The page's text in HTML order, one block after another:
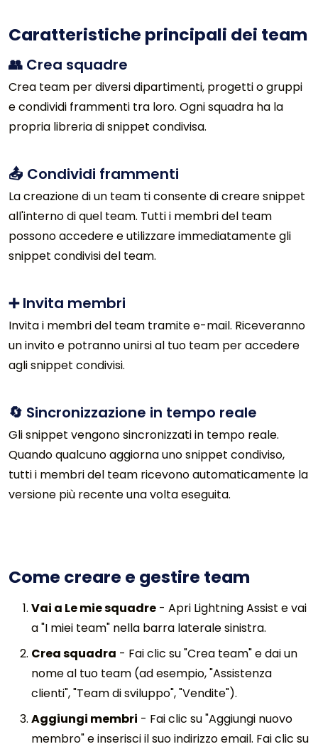
Caratteristiche principali dei team
👥 Crea squadre
Crea team per diversi dipartimenti, progetti o gruppi
e condividi frammenti tra loro. Ogni squadra ha la
propria libreria di snippet condivisa.
📤 Condividi frammenti
La creazione di un team ti consente di creare snippet
all'interno di quel team. Tutti i membri del team
possono accedere e utilizzare immediatamente gli
snippet condivisi del team.
➕ Invita membri
Invita i membri del team tramite e-mail. Riceveranno
un invito e potranno unirsi al tuo team per accedere
agli snippet condivisi.
🔄 Sincronizzazione in tempo reale
Gli snippet vengono sincronizzati in tempo reale.
Quando qualcuno aggiorna uno snippet condiviso,
tutti i membri del team ricevono automaticamente la
versione più recente una volta eseguita.
Come creare e gestire team
Vai a Le mie squadre - Apri Lightning Assist e vai
a "I miei team" nella barra laterale sinistra.
Crea squadra - Fai clic su "Crea team" e dai un
nome al tuo team (ad esempio, "Assistenza
clienti", "Team di sviluppo", "Vendite").
Aggiungi membri - Fai clic su "Aggiungi nuovo
membro" e inserisci il suo indirizzo email. Fai clic su